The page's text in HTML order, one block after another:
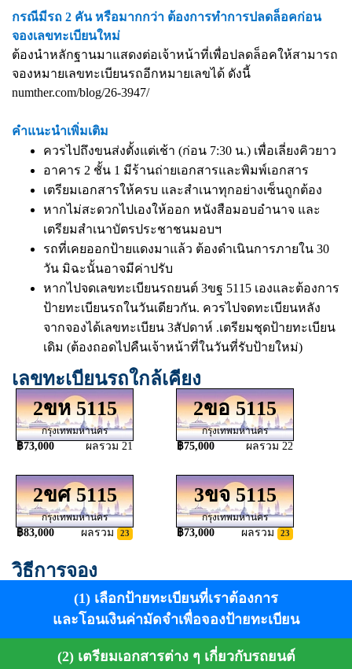
กรณีมีรถ 2 คัน หรือมากกว่า ต้องการทำการปลดล็อคก่อน
จองเลขทะเบียนใหม่
ต้องนำหลักฐานมาแสดงต่อเจ้าหน้าที่เพื่อปลดล็อคให้สามารถ
จองหมายเลขทะเบียนรถอีกหมายเลขได้ ดังนี้
numther.com/blog/26-3947/
คำแนะนำเพิ่มเติม
ควรไปถึงขนส่งตั้งแต่เช้า (ก่อน 7:30 น.) เพื่อเลี่ยงคิวยาว
อาคาร 2 ชั้น 1 มีร้านถ่ายเอกสารและพิมพ์เอกสาร
เตรียมเอกสารให้ครบ และสำเนาทุกอย่างเซ็นถูกต้อง
หากไม่สะดวกไปเองให้ออก หนังสือมอบอำนาจ และ
เตรียมสำเนาบัตรประชาชนมอบฯ
รถที่เคยออกป้ายแดงมาแล้ว ต้องดำเนินการภายใน 30
วัน มิฉะนั้นอาจมีค่าปรับ
หากไปจดเลขทะเบียนรถยนต์ 3ขฐ 5115 เองและต้องการ
ป้ายทะเบียนรถในวันเดียวกัน. ควรไปจดทะเบียนหลัง
จากจองได้เลขทะเบียน 3สัปดาห์ .เตรียมชุดป้ายทะเบียน
เดิม (ต้องถอดไปคืนเจ้าหน้าที่ในวันที่รับป้ายใหม่)
เลขทะเบียนรถใกล้เคียง
2ขห 5115
กรุงเทพมหานคร
฿73,000 ผลรวม 21
2ขอ 5115
กรุงเทพมหานคร
฿75,000 ผลรวม 22
2ขศ 5115
กรุงเทพมหานคร
฿83,000 ผลรวม 23
3ขจ 5115
กรุงเทพมหานคร
฿73,000 ผลรวม 23
วิธีการจอง
(1) เลือกป้ายทะเบียนที่เราต้องการ
และโอนเงินค่ามัดจำเพื่อจองป้ายทะเบียน
(2) เตรียมเอกสารต่าง ๆ เกี่ยวกับรถยนต์